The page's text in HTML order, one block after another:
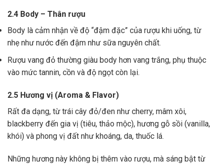
2.4 Body – Thân rượu
Body là cảm nhận về độ “đậm đặc” của rượu khi uống, từ
nhẹ như nước đến đậm như sữa nguyên chất.
Rượu vang đỏ thường giàu body hơn vang trắng, phụ thuộc
vào mức tannin, cồn và độ ngọt còn lại.
2.5 Hương vị (Aroma & Flavor)
Rất đa dạng, từ trái cây đỏ/đen như cherry, mâm xôi,
blackberry đến gia vị (tiêu, thảo mộc), hương gỗ sồi (vanilla,
khói) và phong vị đất như khoáng, da, thuốc lá.
Những hương này không bị thêm vào rượu, mà sáng bật từ